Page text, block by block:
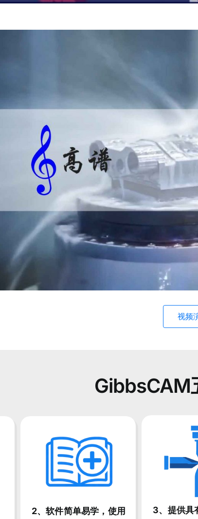
视频
GibbsCAM
2、软件简单易学，使用
3、提供具